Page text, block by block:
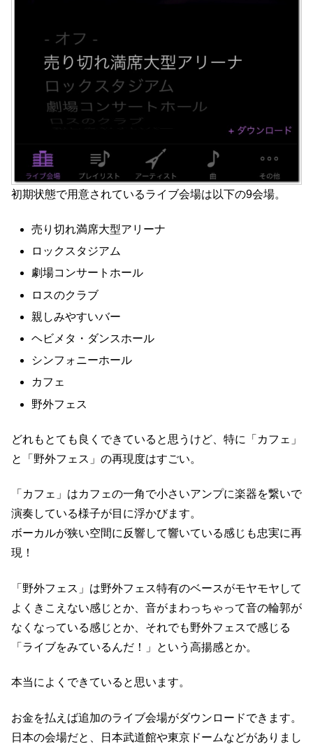
初期状態で用意されているライブ会場は以下の9会場。
売り切れ満席大型アリーナ
ロックスタジアム
劇場コンサートホール
ロスのクラブ
親しみやすいバー
ヘビメタ・ダンスホール
シンフォニーホール
カフェ
野外フェス
どれもとても良くできていると思うけど、特に「カフェ」
と「野外フェス」の再現度はすごい。
「カフェ」はカフェの一角で小さいアンプに楽器を繋いで
演奏している様子が目に浮かびます。
ボーカルが狭い空間に反響して響いている感じも忠実に再
現！
「野外フェス」は野外フェス特有のベースがモヤモヤして
よくきこえない感じとか、音がまわっちゃって音の輪郭が
なくなっている感じとか、それでも野外フェスで感じる
「ライブをみているんだ！」という高揚感とか。
本当によくできていると思います。
お金を払えば追加のライブ会場がダウンロードできます。
日本の会場だと、日本武道館や東京ドームなどがありまし